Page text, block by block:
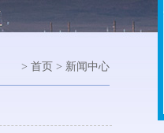
> 首页 > 新闻中心